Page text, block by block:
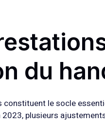
du
le socle
plusieurs